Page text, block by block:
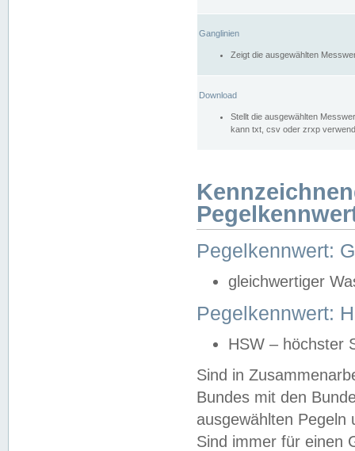
Ganglinien
Zeigt die ausgewählten
Download
Stellt die ausgewählten
kann txt, csv oder zrxp
Pegelkennwert:
gleichwertiger
Pegelkennwert:
HSW – höchster
Sind in
Bundes mit den
ausgewählten
Sind immer für einen